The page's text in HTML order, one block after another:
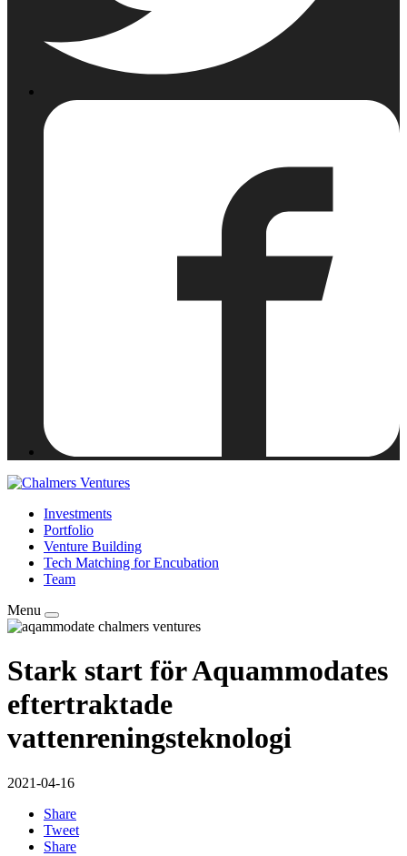
Investments
Portfolio
Venture Building
Tech Matching for Encubation
Team
Menu
Stark start för Aquammodates
eftertraktade
vattenreningsteknologi
2021-04-16
Share
Tweet
Share